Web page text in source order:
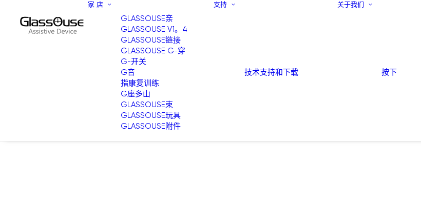
家 店
GLASSOUSE亲
GLASSOUSE V1。4
GLASSOUSE链接
GLASSOUSE G-穿
G-开关
G音
指康复训练
G座多山
GLASSOUSE束
GLASSOUSE玩具
GLASSOUSE附件
支持
技术支持和下载
关于我们
按下